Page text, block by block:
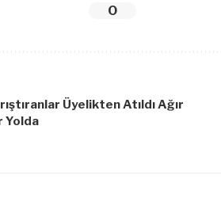
0
Üyelikten Atıldı Ağır
Yolda